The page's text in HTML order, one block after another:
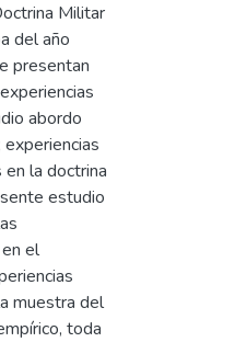
Militar
del año
presentan
abordo
la doctrina
estudio
el
muestra del
toda